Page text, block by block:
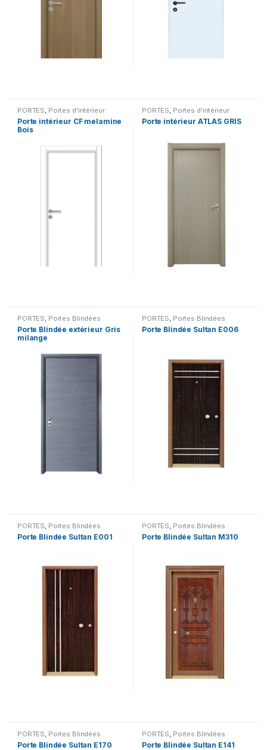
PORTES, Portes d'intérieur
Porte intérieur CF melamine
Bois
PORTES, Portes d'intérieur
Porte intérieur ATLAS GRIS
PORTES, Portes Blindées
Porte Blindée extérieur Gris
milange
PORTES, Portes Blindées
Porte Blindée Sultan E006
PORTES, Portes Blindées
Porte Blindée Sultan E001
PORTES, Portes Blindées
Porte Blindée Sultan M310
PORTES, Portes Blindées
Porte Blindée Sultan E170
PORTES, Portes Blindées
Porte Blindée Sultan E141